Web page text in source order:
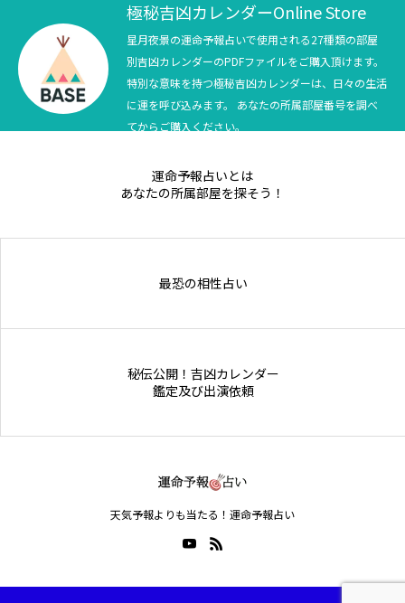
テニス四大大会・五輪
テニス四大大会・五輪
極秘吉凶カレンダーOnline Store
星月夜景の運命予報占いで使用される27種類の部屋
別吉凶カレンダーのPDFファイルをご購入頂けます。
特別な意味を持つ極秘吉凶カレンダーは、日々の生活
に運を呼び込みます。 あなたの所属部屋番号を調べ
てからご購入ください。
運命予報占いとは
あなたの所属部屋を探そう！
最恐の相性占い
秘伝公開！吉凶カレンダー
鑑定及び出演依頼
天気予報よりも当たる！運命予報占い